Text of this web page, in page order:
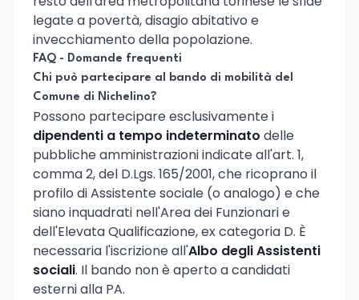
legate a povertà, disagio abitativo e
invecchiamento della popolazione.
FAQ - Domande frequenti
Chi può partecipare al bando di mobilità del
Comune di Nichelino?
Possono partecipare esclusivamente i
dipendenti a tempo indeterminato delle
pubbliche amministrazioni indicate all'art. 1,
comma 2, del D.Lgs. 165/2001, che ricoprano il
profilo di Assistente sociale (o analogo) e che
siano inquadrati nell'Area dei Funzionari e
dell'Elevata Qualificazione, ex categoria D. È
necessaria l'iscrizione all'Albo degli Assistenti
sociali. Il bando non è aperto a candidati
esterni alla PA.